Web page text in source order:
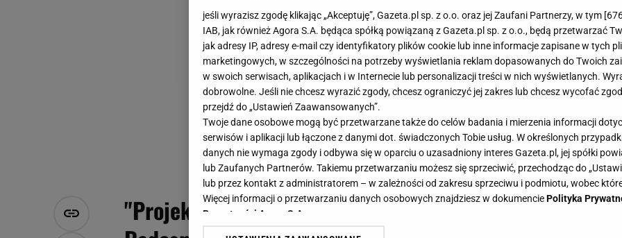
"Projekt Lady". Uczestniczka programu jest w ciąży.
jeśli wyrazisz zgodę klikając „Akceptuję”, Gazeta.pl sp. z o.o. oraz jej Zaufani Partnerzy, w tym [
IAB, jak również Agora S.A. będąca spółką powiązaną z Gazeta.pl sp. z o.o., będą przetwarzać
jak adresy IP, adresy e-mail czy identyfikatory plików cookie lub inne informacje zapisane w tych
marketingowych, w szczególności na potrzeby wyświetlania reklam dopasowanych do Twoich
w swoich serwisach, aplikacjach i w Internecie lub personalizacji treści w nich wyświetlanych.
dobrowolne. Jeśli nie chcesz wyrazić zgody, chcesz ograniczyć jej zakres lub chcesz wycofać
przejdź do „Ustawień Zaawansowanych”.
Twoje dane osobowe mogą być przetwarzane także do celów badania i mierzenia informacji
serwisów i aplikacji lub łączone z danymi dot. świadczonych Tobie usług. W określonych
danych nie wymaga zgody i odbywa się w oparciu o uzasadniony interes Gazeta.pl, jej spółki
lub Zaufanych Partnerów. Takiemu przetwarzaniu możesz się sprzeciwić, przechodząc do
lub przez kontakt z administratorem – w zależności od zakresu sprzeciwu i podmiotu, wobec
Więcej informacji o przetwarzaniu danych osobowych znajdziesz w dokumenciePolityka
Prywatności Agora S.A.